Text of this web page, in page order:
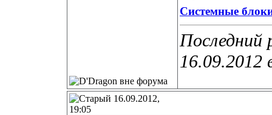
Системные
Последний
16.09.2012
16.09.2012,
19:05